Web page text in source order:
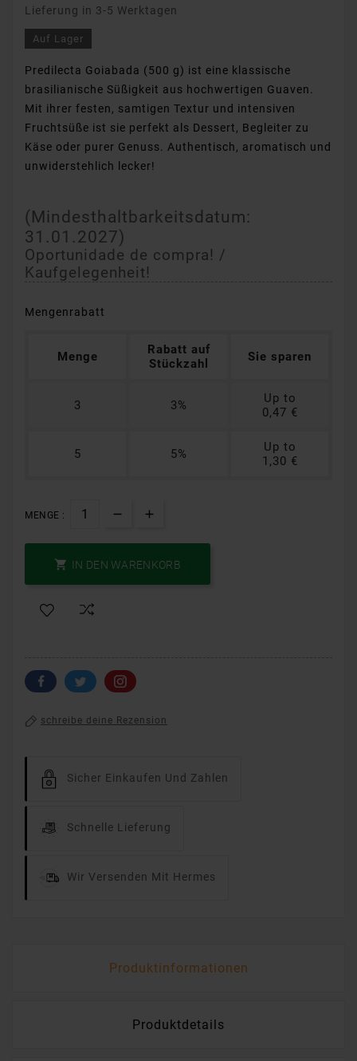
Lieferung in 3-5 Werktagen
Auf Lager
Predilecta Goiabada (500 g) ist eine klassische
brasilianische Süßigkeit aus hochwertigen Guaven.
Mit ihrer festen, samtigen Textur und intensiven
Fruchtsüße ist sie perfekt als Dessert, Begleiter zu
Käse oder purer Genuss. Authentisch, aromatisch und
unwiderstehlich lecker!
(Mindesthaltbarkeitsdatum:
31.01.2027)
Oportunidade de compra! /
Kaufgelegenheit!
Mengenrabatt
Menge
Rabatt auf
Stückzahl
Sie sparen
3 3%
Up to
0,47 €
5 5%
Up to
1,30 €
MENGE :
 IN DEN WARENKORB
schreibe deine Rezension
Sicher Einkaufen Und Zahlen
Schnelle Lieferung
Wir Versenden Mit Hermes
Produktinformationen
Produktdetails